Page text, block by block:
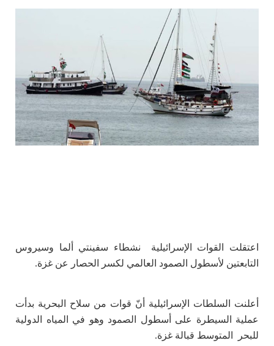
اعتقلت القوات الإسرائيلية نشطاء سفينتي ألما وسيروس
التابعتين لأسطول الصمود العالمي لكسر الحصار عن غزة.
أعلنت السلطات الإسرائيلية أنّ قوات من سلاح البحرية بدأت
عملية السيطرة على أسطول الصمود وهو في المياه الدولية
للبحر المتوسط قبالة غزة.